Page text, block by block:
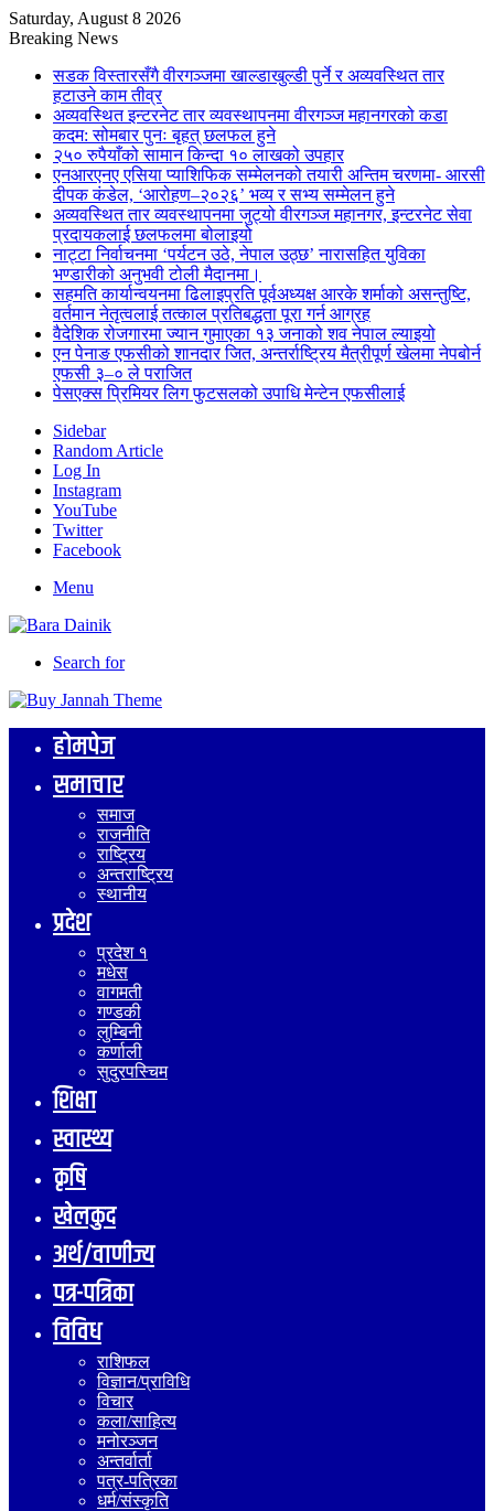
Saturday, August 8 2026
Breaking News
सडक विस्तारसँगै वीरगञ्जमा खाल्डाखुल्डी पुर्ने र अव्यवस्थित तार
हटाउने काम तीव्र
अव्यवस्थित इन्टरनेट तार व्यवस्थापनमा वीरगञ्ज महानगरको कडा
कदम: सोमबार पुनः बृहत् छलफल हुने
२५० रुपैयाँको सामान किन्दा १० लाखको उपहार
एनआरएनए एसिया प्याशिफिक सम्मेलनको तयारी अन्तिम चरणमा- आरसी
दीपक कंडेल, ‘आरोहण–२०२६’ भव्य र सभ्य सम्मेलन हुने
अव्यवस्थित तार व्यवस्थापनमा जुट्यो वीरगञ्ज महानगर, इन्टरनेट सेवा
प्रदायकलाई छलफलमा बोलाइयो
नाट्टा निर्वाचनमा ‘पर्यटन उठे, नेपाल उठ्छ’ नारासहित युविका
भण्डारीको अनुभवी टोली मैदानमा।
सहमति कार्यान्वयनमा ढिलाइप्रति पूर्वअध्यक्ष आरके शर्माको असन्तुष्टि,
वर्तमान नेतृत्वलाई तत्काल प्रतिबद्धता पूरा गर्न आग्रह
वैदेशिक रोजगारमा ज्यान गुमाएका १३ जनाको शव नेपाल ल्याइयो
एन पेनाङ एफसीको शानदार जित, अन्तर्राष्ट्रिय मैत्रीपूर्ण खेलमा नेपबोर्न
एफसी ३–० ले पराजित
पेसएक्स प्रिमियर लिग फुटसलको उपाधि मेन्टेन एफसीलाई
Sidebar
Random Article
Log In
Instagram
YouTube
Twitter
Facebook
Menu
Search for
होमपेज
समाचार
समाज
राजनीति
राष्ट्रिय
अन्तराष्ट्रिय
स्थानीय
प्रदेश
प्रदेश १
मधेस
वागमती
गण्डकी
लुम्बिनी
कर्णाली
सुदुरपस्चिम
शिक्षा
स्वास्थ्य
कृषि
खेलकुद
अर्थ/वाणीज्य
पत्र-पत्रिका
विविध
राशिफल
विज्ञान/प्राविधि
विचार
कला/साहित्य
मनोरञ्जन
अन्तर्वार्ता
पत्र-पत्रिका
धर्म/संस्कृति